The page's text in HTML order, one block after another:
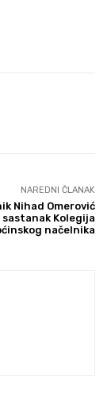
NAREDNI ČLANAK
Nihad Omerović
Kolegija
načelnika